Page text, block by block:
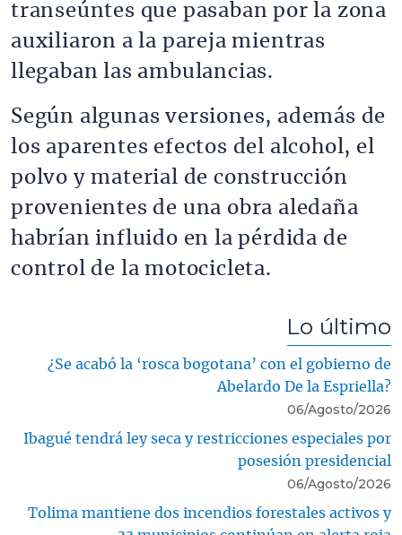
transeúntes que pasaban por la zona
auxiliaron a la pareja mientras
llegaban las ambulancias.
Según algunas versiones, además de
los aparentes efectos del alcohol, el
polvo y material de construcción
provenientes de una obra aledaña
habrían influido en la pérdida de
control de la motocicleta.
Lo último
¿Se acabó la ‘rosca bogotana’ con el gobierno de
Abelardo De la Espriella?
06/Agosto/2026
Ibagué tendrá ley seca y restricciones especiales por
posesión presidencial
06/Agosto/2026
Tolima mantiene dos incendios forestales activos y